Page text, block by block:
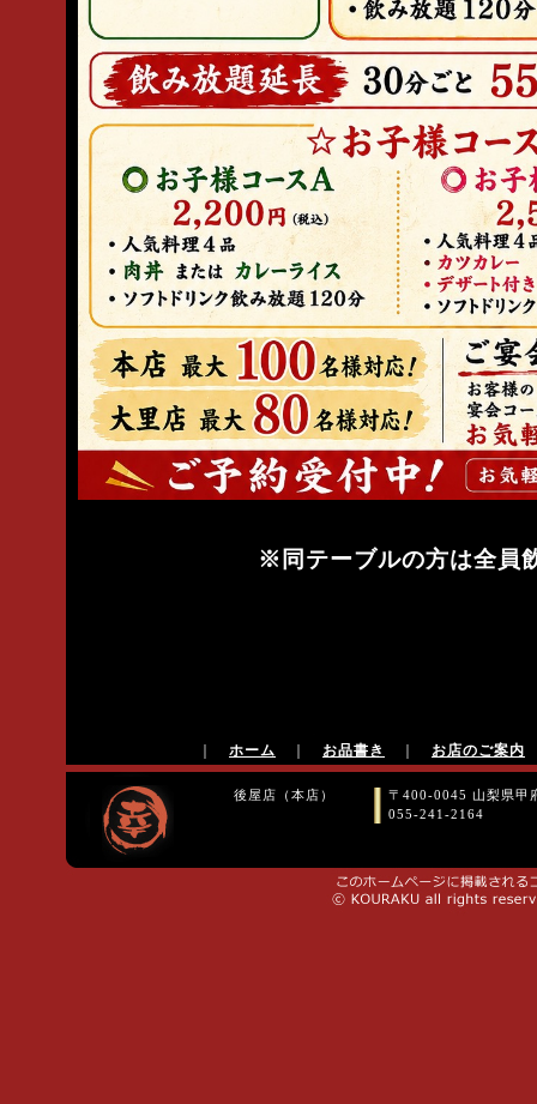
※同テーブルの方は全員
ホーム お品書き お店のご案内
後屋店（本店）
〒400-0045 山梨県甲
055-241-2164